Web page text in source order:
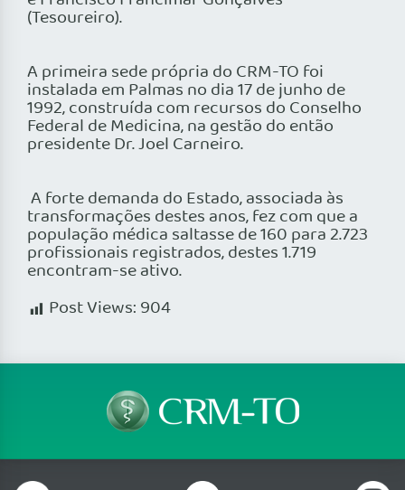
(Tesoureiro).
A primeira sede própria do CRM-TO foi
instalada em Palmas no dia 17 de junho de
1992, construída com recursos do Conselho
Federal de Medicina, na gestão do então
presidente Dr. Joel Carneiro.
A forte demanda do Estado, associada às
transformações destes anos, fez com que a
população médica saltasse de 160 para 2.723
profissionais registrados, destes 1.719
encontram-se ativo.
Post Views: 904